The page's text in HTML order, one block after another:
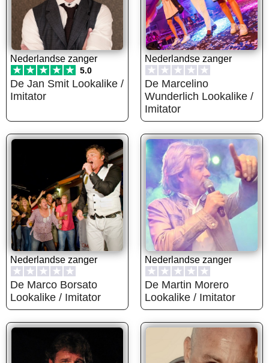
Nederlandse zanger
★ ★ ★ ★ ★ 5.0
De Jan Smit Lookalike /
Imitator
Nederlandse zanger
★ ★ ★ ★ ★
De Marcelino
Wunderlich Lookalike /
Imitator
Nederlandse zanger
★ ★ ★ ★ ★
De Marco Borsato
Lookalike / Imitator
Nederlandse zanger
★ ★ ★ ★ ★
De Martin Morero
Lookalike / Imitator